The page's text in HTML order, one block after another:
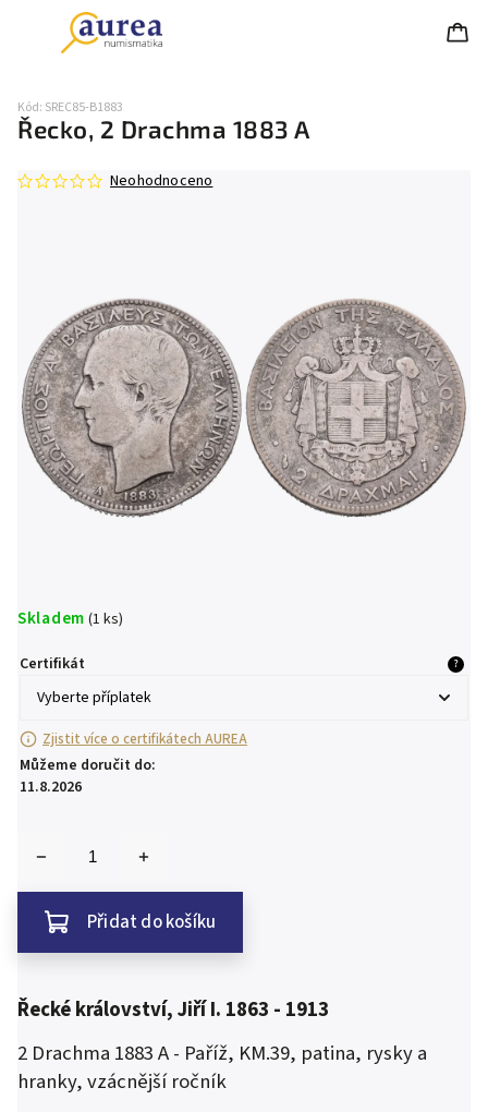
Řecko, 2 Drachma 1883 A
Kód: SREC85-B1883
Neohodnoceno
Skladem (1 ks)
Certifikát ?
Zjistit více o certifikátech AUREA
Můžeme doručit do:
11.8.2026
Přidat do košíku
Řecké království, Jiří I. 1863 - 1913
2 Drachma 1883 A - Paříž, KM.39, patina, rysky a
hranky, vzácnější ročník